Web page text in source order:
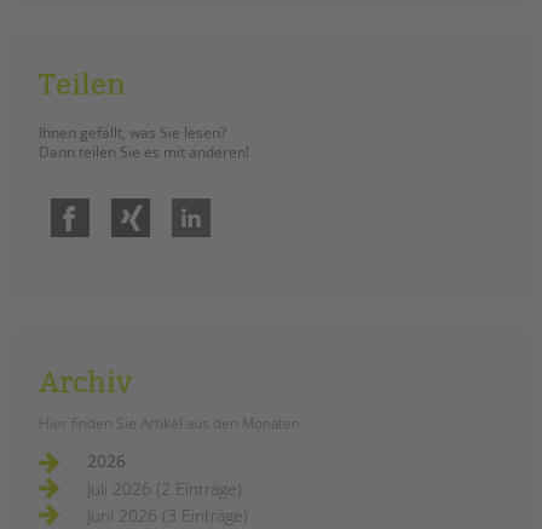
Teilen
Ihnen gefällt, was Sie lesen?
Dann teilen Sie es mit anderen!
Facebook
Archiv
Hier finden Sie Artikel aus den Monaten
2026
Juli 2026 (2 Einträge)
Juni 2026 (3 Einträge)